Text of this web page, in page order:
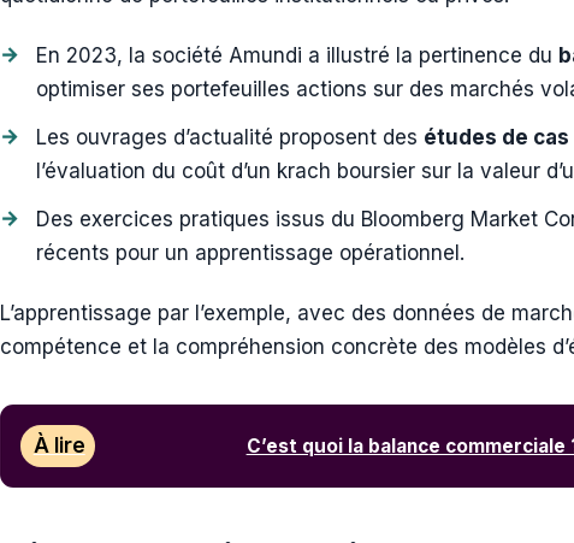
En 2023, la société Amundi a illustré la pertinence du
optimiser ses portefeuilles actions sur des marchés
Les ouvrages d’actualité proposent des études de
l’évaluation du coût d’un krach boursier sur la valeur
Des exercices pratiques issus du Bloomberg Market
récents pour un apprentissage opérationnel.
L’apprentissage par l’exemple, avec des données de
compétence et la compréhension concrète des modèles
À lire C’est quoi la balance